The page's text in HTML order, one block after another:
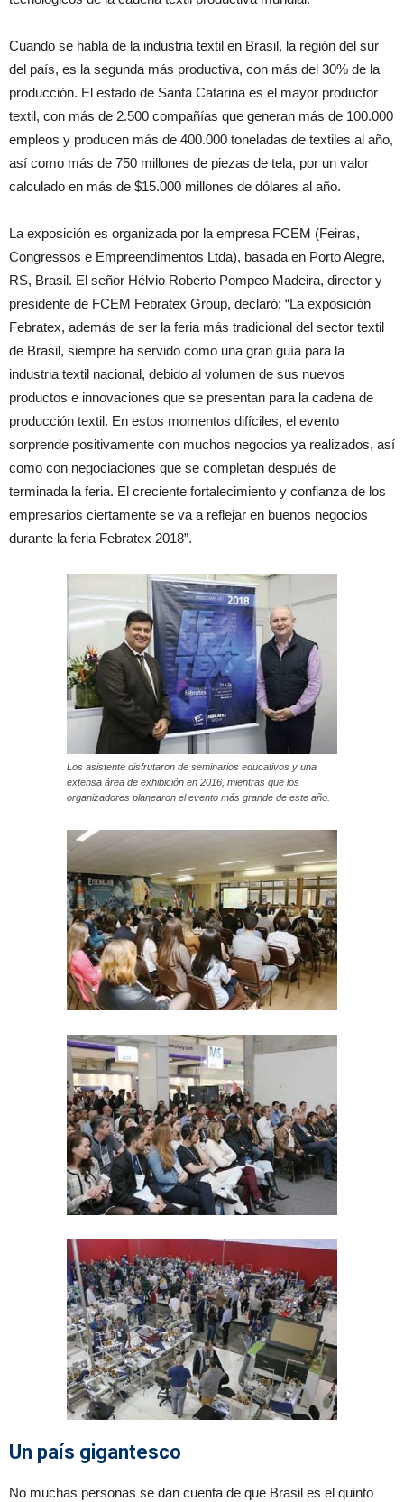
Cuando se habla de la industria textil en Brasil, la región del sur
del país, es la segunda más productiva, con más del 30% de la
producción. El estado de Santa Catarina es el mayor productor
textil, con más de 2.500 compañías que generan más de 100.000
empleos y producen más de 400.000 toneladas de textiles al año,
así como más de 750 millones de piezas de tela, por un valor
calculado en más de $15.000 millones de dólares al año.
La exposición es organizada por la empresa FCEM (Feiras,
Congressos e Empreendimentos Ltda), basada en Porto Alegre,
RS, Brasil. El señor Hélvio Roberto Pompeo Madeira, director y
presidente de FCEM Febratex Group, declaró: “La exposición
Febratex, además de ser la feria más tradicional del sector textil
de Brasil, siempre ha servido como una gran guía para la
industria textil nacional, debido al volumen de sus nuevos
productos e innovaciones que se presentan para la cadena de
producción textil. En estos momentos difíciles, el evento
sorprende positivamente con muchos negocios ya realizados, así
como con negociaciones que se completan después de
terminada la feria. El creciente fortalecimiento y confianza de los
empresarios ciertamente se va a reflejar en buenos negocios
durante la feria Febratex 2018”.
Los asistente disfrutaron de seminarios educativos y una
extensa área de exhibición en 2016, mientras que los
organizadores planearon el evento más grande de este año.
Un país gigantesco
No muchas personas se dan cuenta de que Brasil es el quinto